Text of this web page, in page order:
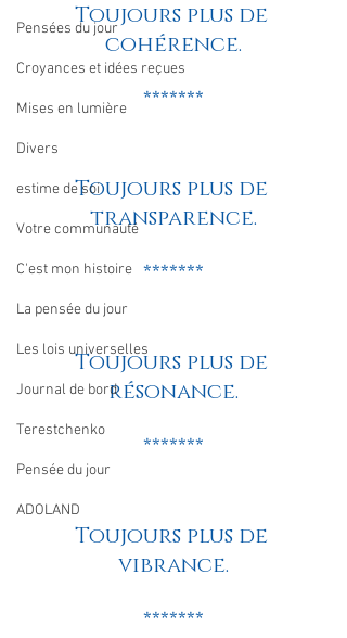
Pensées du jour
Croyances et idées reçues
Mises en lumière
Divers
estime de soi
Votre communauté
C'est mon histoire
La pensée du jour
Les lois universelles
Journal de bord
Terestchenko
Pensée du jour
ADOLAND
Toujours plus de
cohérence.
*******
Toujours plus de
transparence.
*******
Toujours plus de
résonance.
*******
Toujours plus de
vibrance.
*******